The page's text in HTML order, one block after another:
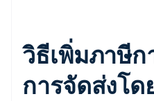
วิธีเพิ่มภาษีก
การจัดส่งโ